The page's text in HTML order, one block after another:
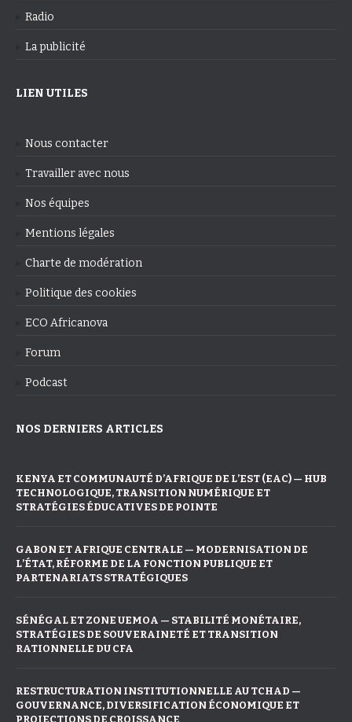
Radio
La publicité
LIEN UTILES
Nous contacter
Travailler avec nous
Nos équipes
Mentions légales
Charte de modération
Politique des cookies
ECO Africanova
Forum
Podcast
NOS DERNIERS ARTICLES
KENYA ET COMMUNAUTÉ D’AFRIQUE DE L’EST (EAC) — HUB
TECHNOLOGIQUE, TRANSITION NUMÉRIQUE ET
STRATÉGIES ÉDUCATIVES DE POINTE
GABON ET AFRIQUE CENTRALE — MODERNISATION DE
L’ÉTAT, RÉFORME DE LA FONCTION PUBLIQUE ET
PARTENARIATS STRATÉGIQUES
SÉNÉGAL ET ZONE UEMOA — STABILITÉ MONÉTAIRE,
STRATÉGIES DE SOUVERAINETÉ ET TRANSITION
RATIONNELLE DU CFA
RESTRUCTURATION INSTITUTIONNELLE AU TCHAD —
GOUVERNANCE, DIVERSIFICATION ÉCONOMIQUE ET
PROJECTIONS DE CROISSANCE